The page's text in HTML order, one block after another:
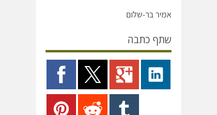
אמיר בר-שלום
שתף כתבה